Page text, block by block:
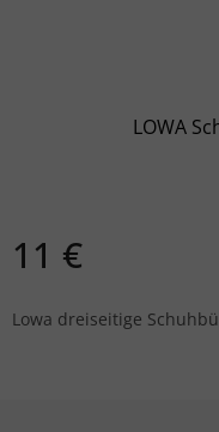
LOWA
11 €
Lowa dreiseitige